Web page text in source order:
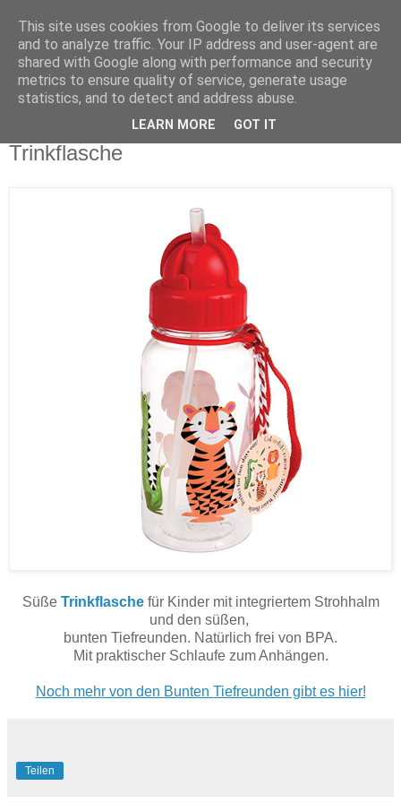
Trinkflasche
Süße Trinkflaschefür Kinder mit integriertem Strohhalm
und den süßen,
bunten Tiefreunden. Natürlich frei von BPA.
Mit praktischer Schlaufe zum Anhängen.
Noch mehr von den Bunten Tiefreunden gibt es hier!
Teilen
This site uses cookies from Google to deliver its services
and to analyze traffic. Your IP address and user-agent are
shared with Google along with performance and security
metrics to ensure quality of service, generate usage
statistics, and to detect and address abuse.
LEARN MORE GOT IT